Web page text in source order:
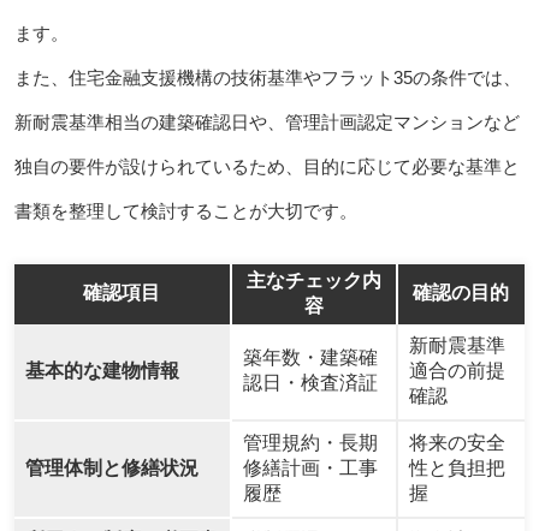
ます。
また、住宅金融支援機構の技術基準やフラット35の条件では、
新耐震基準相当の建築確認日や、管理計画認定マンションなど
独自の要件が設けられているため、目的に応じて必要な基準と
書類を整理して検討することが大切です。
確認項目
主なチェック内
容
確認の目的
基本的な建物情報
築年数・建築確
認日・検査済証
新耐震基準
適合の前提
確認
管理体制と修繕状況
管理規約・長期
修繕計画・工事
履歴
将来の安全
性と負担把
握